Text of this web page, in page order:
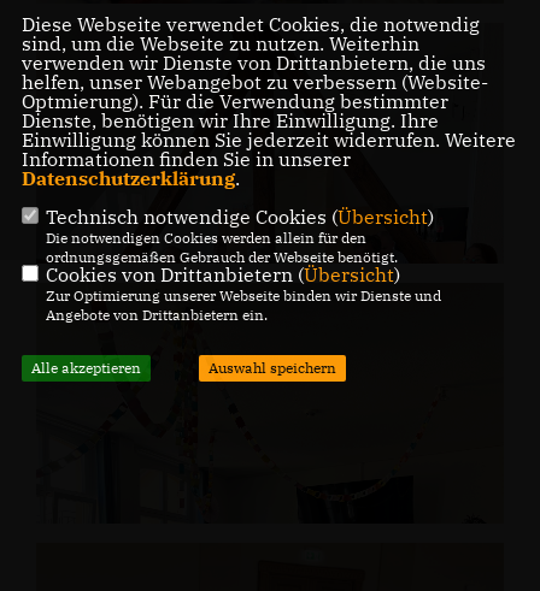
Diese Webseite verwendet Cookies, die notwendig
sind, um die Webseite zu nutzen. Weiterhin
verwenden wir Dienste von Drittanbietern, die uns
helfen, unser Webangebot zu verbessern (Website-
Optmierung). Für die Verwendung bestimmter
Dienste, benötigen wir Ihre Einwilligung. Ihre
Einwilligung können Sie jederzeit widerrufen. Weitere
Informationen finden Sie in unserer
Datenschutzerklärung.
Technisch notwendige Cookies (Übersicht)
Die notwendigen Cookies werden allein für den
ordnungsgemäßen Gebrauch der Webseite benötigt.
Cookies von Drittanbietern (Übersicht)
Zur Optimierung unserer Webseite binden wir Dienste und
Angebote von Drittanbietern ein.
Alle akzeptieren Auswahl speichern